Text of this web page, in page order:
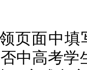
页面中
中高考